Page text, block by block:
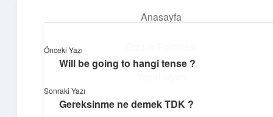
Anasayfa
Hakkımızda
Günlük Notlar
Günlük yaşama tat katan küçük bilgiler.
Önceki Yazı
Will be going to hangi tense ?
Sonraki Yazı
Gereksinme ne demek TDK ?